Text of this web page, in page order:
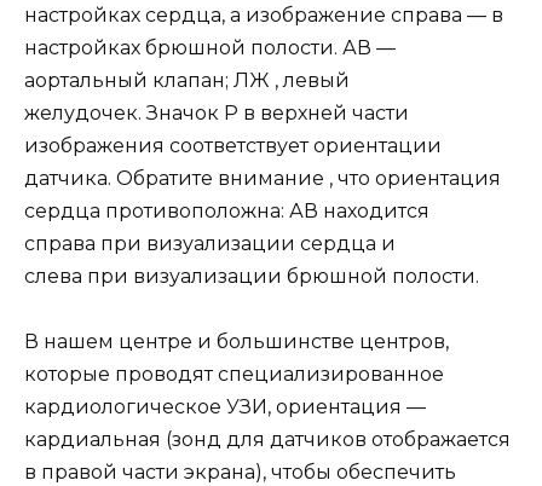
настройках сердца, а изображение справа — в
настройках брюшной полости. АВ —
аортальный клапан; ЛЖ , левый
желудочек. Значок P в верхней части
изображения соответствует ориентации
датчика. Обратите внимание , что ориентация
сердца противоположна: АВ находится
справа при визуализации сердца и
слева при визуализации брюшной полости.
В нашем центре и большинстве центров,
которые проводят специализированное
кардиологическое УЗИ, ориентация —
кардиальная (зонд для датчиков отображается
в правой части экрана), чтобы обеспечить